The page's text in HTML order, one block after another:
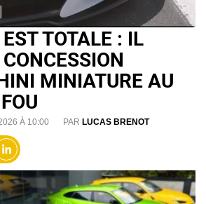
EST TOTALE : IL
MINIATURE AU
À 10:00 PAR LUCAS BRENOT